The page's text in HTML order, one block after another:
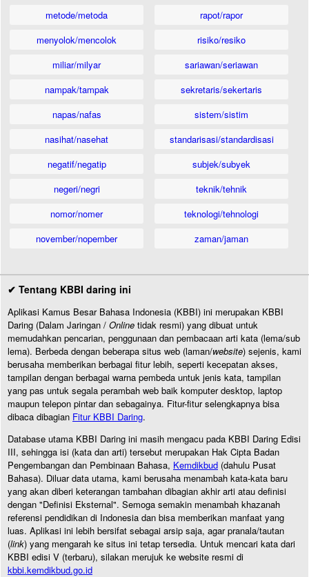
metode/metoda
menyolok/mencolok
miliar/milyar
nampak/tampak
napas/nafas
nasihat/nasehat
negatif/negatip
negeri/negri
nomor/nomer
november/nopember
rapot/rapor
risiko/resiko
sariawan/seriawan
sekretaris/sekertaris
sistem/sistim
standarisasi/standardisasi
subjek/subyek
teknik/tehnik
teknologi/tehnologi
zaman/jaman
✔ Tentang KBBI daring ini
Aplikasi Kamus Besar Bahasa Indonesia (KBBI) ini merupakan KBBI
Daring (Dalam Jaringan / Online tidak resmi) yang dibuat untuk
memudahkan pencarian, penggunaan dan pembacaan arti kata (lema/sub
lema). Berbeda dengan beberapa situs web (laman/website) sejenis, kami
berusaha memberikan berbagai fitur lebih, seperti kecepatan akses,
tampilan dengan berbagai warna pembeda untuk jenis kata, tampilan
yang pas untuk segala perambah web baik komputer desktop, laptop
maupun telepon pintar dan sebagainya. Fitur-fitur selengkapnya bisa
dibaca dibagian Fitur KBBI Daring.
Database utama KBBI Daring ini masih mengacu pada KBBI Daring Edisi
III, sehingga isi (kata dan arti) tersebut merupakan Hak Cipta Badan
Pengembangan dan Pembinaan Bahasa, Kemdikbud (dahulu Pusat
Bahasa). Diluar data utama, kami berusaha menambah kata-kata baru
yang akan diberi keterangan tambahan dibagian akhir arti atau definisi
dengan "Definisi Eksternal". Semoga semakin menambah khazanah
referensi pendidikan di Indonesia dan bisa memberikan manfaat yang
luas. Aplikasi ini lebih bersifat sebagai arsip saja, agar pranala/tautan
(link) yang mengarah ke situs ini tetap tersedia. Untuk mencari kata dari
KBBI edisi V (terbaru), silakan merujuk ke website resmi di
kbbi.kemdikbud.go.id